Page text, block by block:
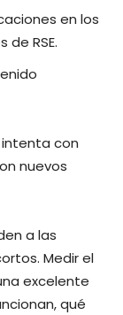
en los
RSE.
con
nuevos
a las
Medir el
excelente
qué